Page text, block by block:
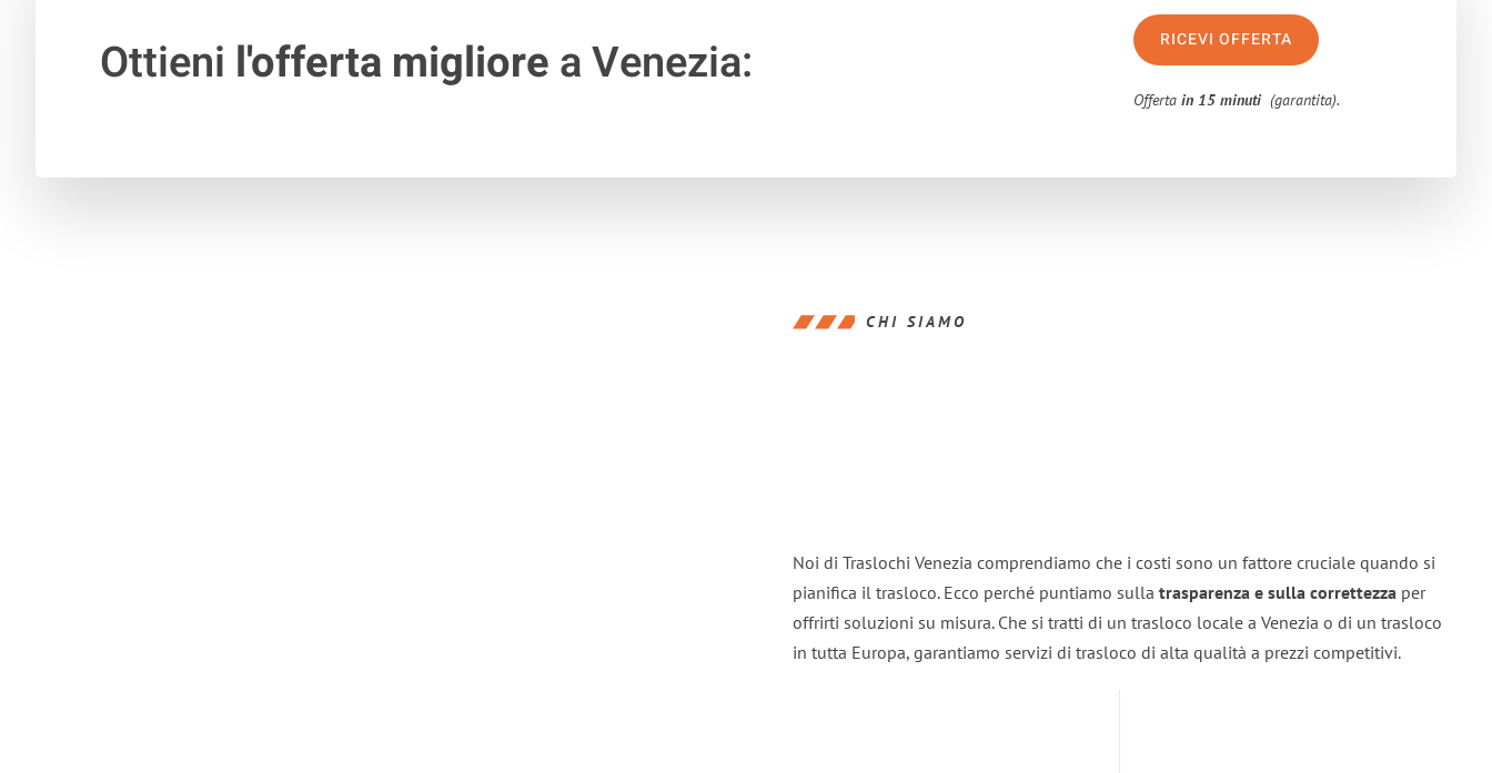
Ottieni l'offerta migliorea Venezia: RICEVI OFFERTA
Offertain 15 minuti (garantita).
CHI SIAMO
Noi di Traslochi Venezia comprendiamo che i costi sono un fattore cruciale quando si
pianifica il trasloco. Ecco perché puntiamo sulla trasparenza e sulla correttezza per
offrirti soluzioni su misura. Che si tratti di un trasloco locale a Venezia o di un trasloco
in tutta Europa, garantiamo servizi di trasloco di alta qualità a prezzi competitivi.